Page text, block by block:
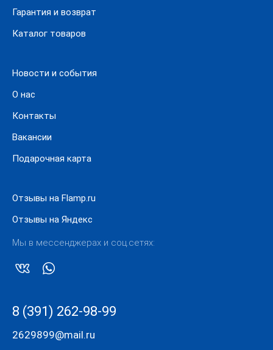
Гарантия и возврат
Каталог товаров
Новости и события
О нас
Контакты
Вакансии
Подарочная карта
Отзывы на Flamp.ru
Отзывы на Яндекс
Мы в мессенджерах и соц.сетях:
8 (391) 262-98-99
2629899@mail.ru